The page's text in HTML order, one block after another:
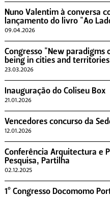
Nuno Valentim à conversa
lançamento do livro "Ao
09.04.2026
Congresso "New
being in cities and
23.03.2026
Inauguração do Coliseu Box
21.01.2026
Vencedores concurso da
12.01.2026
Conferência Arquitectura e
Pesquisa, Partilha
02.12.2025
1º Congresso Docomomo